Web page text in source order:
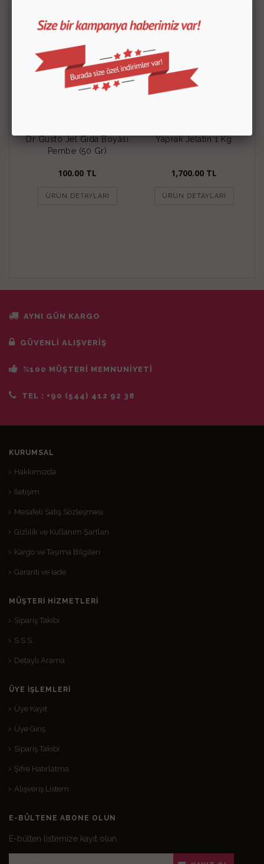
Dr Gusto Jel Gıda Boyası
Pembe (50 Gr)
100.00 TL
ÜRÜN DETAYLARI
Yaprak Jelatin 1 Kg
1,700.00 TL
ÜRÜN DETAYLARI
AYNI GÜN KARGO
GÜVENLİ ALIŞVERİŞ
%100 MÜŞTERİ MEMNUNİYETİ
TEL : +90 (544) 412 92 38
KURUMSAL
Hakkımızda
İletişim
Mesafeli Satış Sözleşmesi
Gizlilik ve Kullanım Şartları
Kargo ve Taşıma Bilgileri
Garanti ve İade
MÜŞTERI HIZMETLERI
Sipariş Takibi
S.S.S.
Detaylı Arama
ÜYE İŞLEMLERI
Üye Kayıt
Üye Giriş
Sipariş Takibi
Şifre Hatırlatma
Alışveriş Listem
E-BÜLTENE ABONE OLUN
E-bülten listemize kayıt olun.